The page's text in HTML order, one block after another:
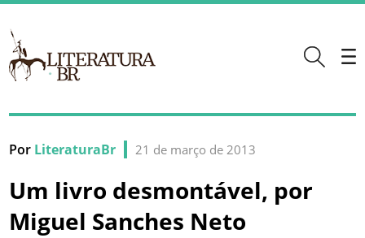
Por LiteraturaBr 21 de março de 2013
Um livro desmontável, por
Miguel Sanches Neto